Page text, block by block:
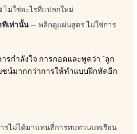
ไม่ใช่อะไรที่แปลกใหม่
ทีเท่านั้น— พลิกดูแผ่นสูตร ไม่ใช่การ
กำลังใจ การกอดและพูดว่า "ลูก
ชน์มากกว่าการให้ทำแบบฝึกหัดอีก
รไม่ได้มาแทนที่การทบทวนบทเรียน